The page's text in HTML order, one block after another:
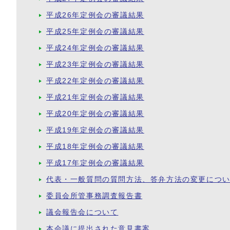
平成26年定例会の審議結果
平成25年定例会の審議結果
平成24年定例会の審議結果
平成23年定例会の審議結果
平成22年定例会の審議結果
平成21年定例会の審議結果
平成20年定例会の審議結果
平成19年定例会の審議結果
平成18年定例会の審議結果
平成17年定例会の審議結果
代表・一般質問の質問方法、答弁方法の変更につ
委員会所管事務調査報告書
議会報告会について